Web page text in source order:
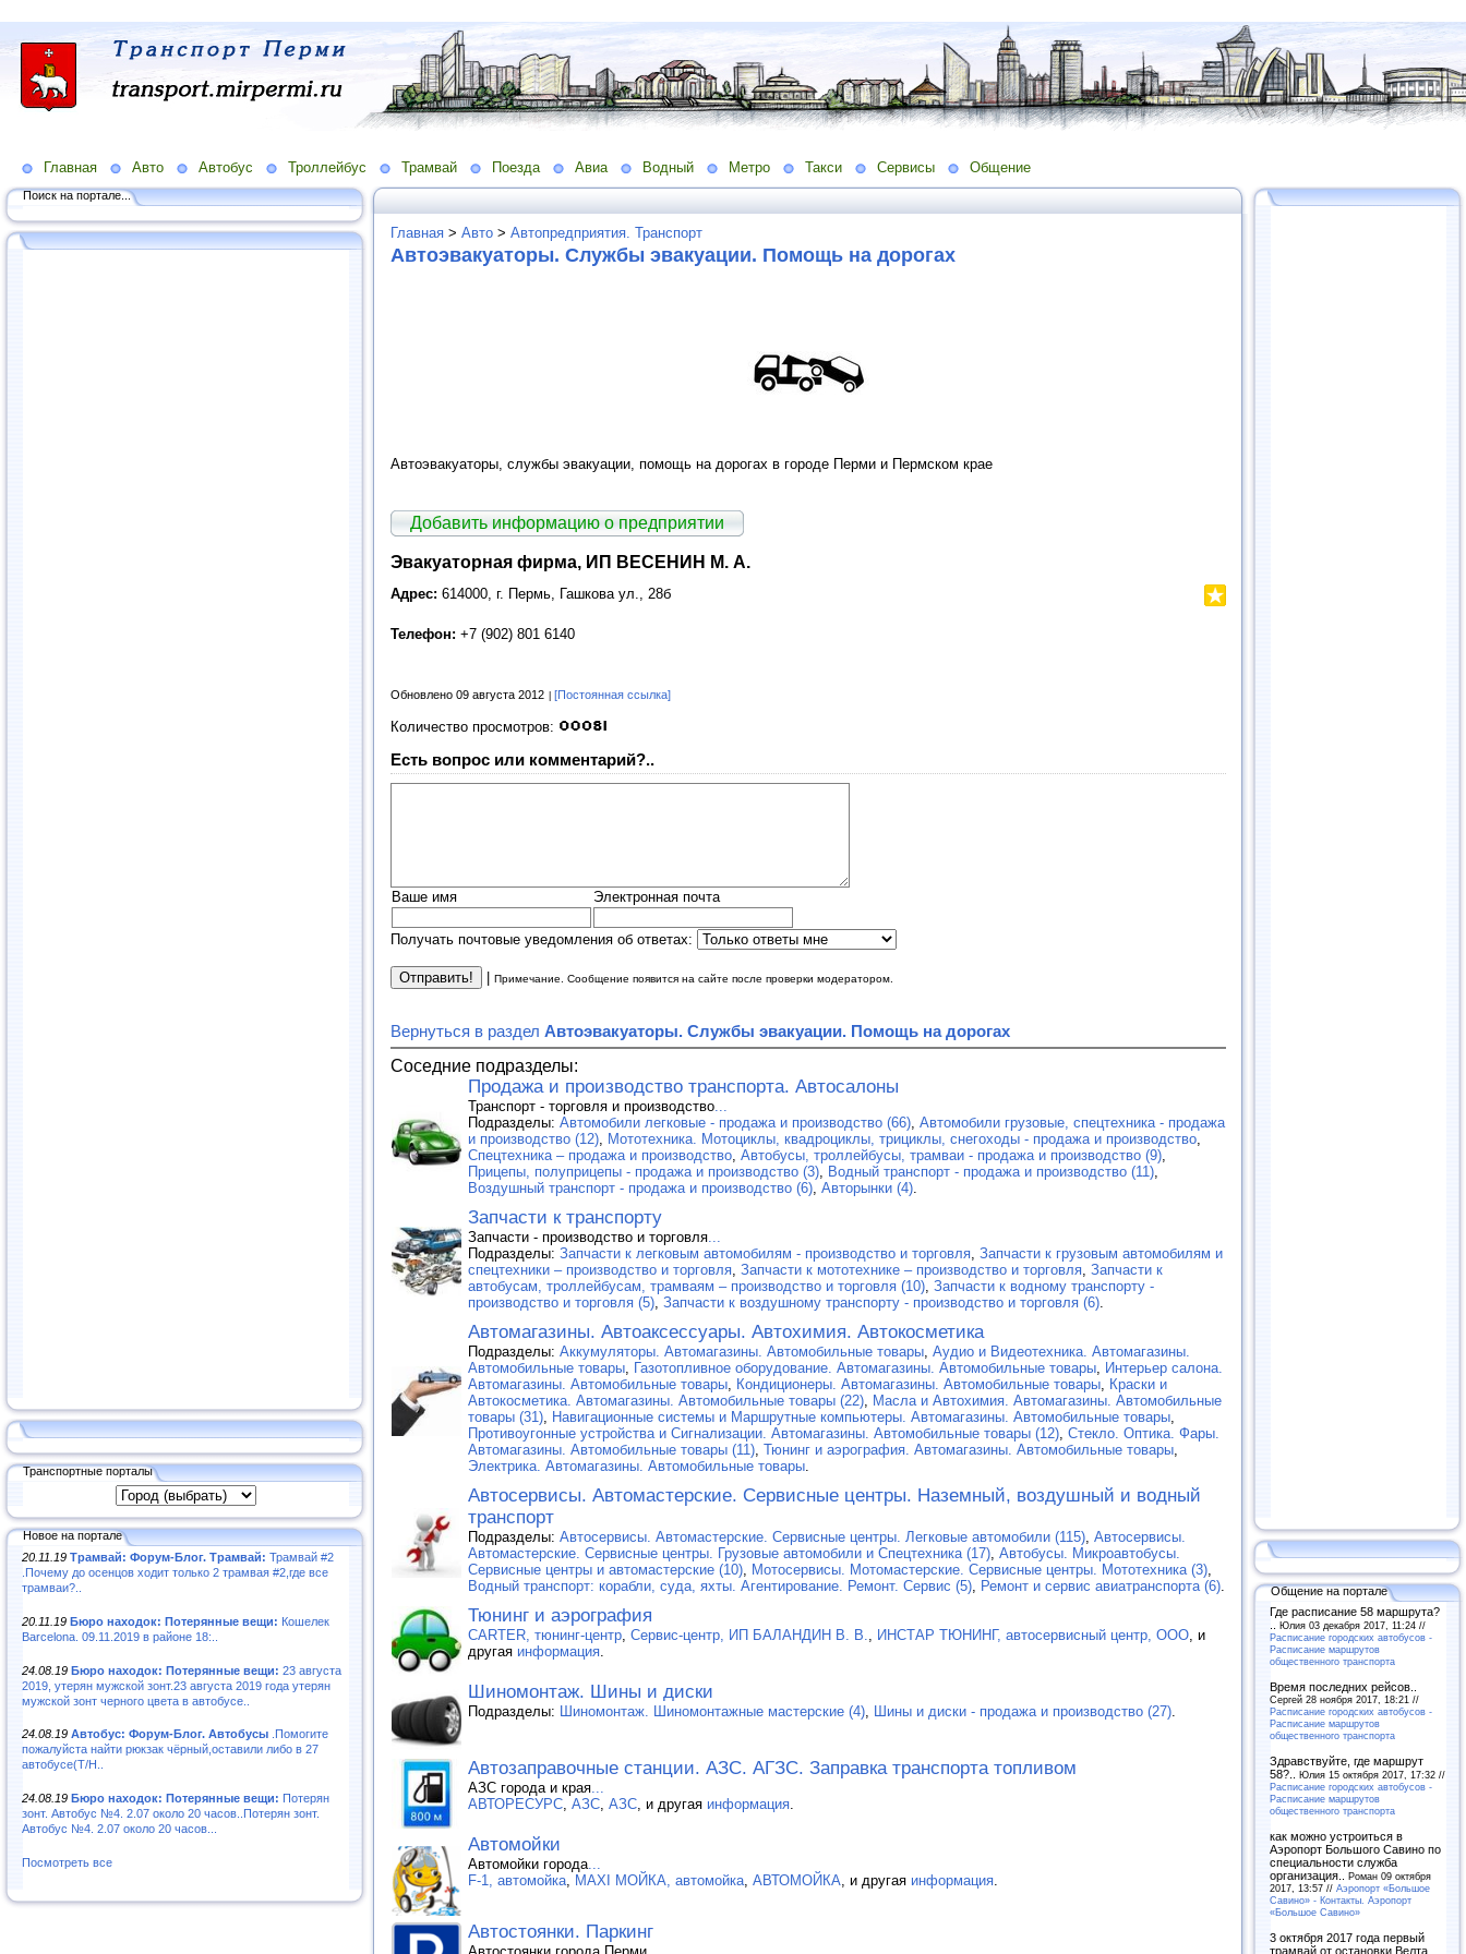
Главная Авто Автобус Троллейбус Трамвай Поезда Авиа Водный Метро Такси Сервисы Общение
Поиск на портале...
Транспортные порталы
Новое на портале
20.11.19 Трамвай: Форум-Блог. Трамвай: Трамвай #2
.Почему до осенцов ходит только 2 трамвая #2,где все
трамваи?..
20.11.19 Бюро находок: Потерянные вещи: Кошелек
Barcelona. 09.11.2019 в районе 18:..
24.08.19 Бюро находок: Потерянные вещи: 23 августа
2019, утерян мужской зонт.23 августа 2019 года утерян
мужской зонт черного цвета в автобусе..
24.08.19 Автобус: Форум-Блог. Автобусы .Помогите
пожалуйста найти рюкзак чёрный,оставили либо в 27
автобусе(Т/Н..
24.08.19 Бюро находок: Потерянные вещи: Потерян
зонт. Автобус №4. 2.07 около 20 часов..Потерян зонт.
Автобус №4. 2.07 около 20 часов...
Посмотреть все
Главная > Авто > Автопредприятия. Транспорт
Автоэвакуаторы. Службы эвакуации. Помощь на дорогах
Автоэвакуаторы, службы эвакуации, помощь на дорогах в городе Перми и Пермском крае
Добавить информацию о предприятии
Эвакуаторная фирма, ИП ВЕСЕНИН М. А.
Адрес: 614000, г. Пермь, Гашкова ул., 28б
Телефон: +7 (902) 801 6140
Обновлено 09 августа 2012 [Постоянная ссылка]
Количество просмотров:
Есть вопрос или комментарий?..
Ваше имя Электронная почта
Получать почтовые уведомления об ответах:
Примечание. Сообщение появится на сайте после проверки модератором.
Вернуться в раздел Автоэвакуаторы. Службы эвакуации. Помощь на дорогах
Соседние подразделы:
Продажа и производство транспорта. Автосалоны
Транспорт - торговля и производство
Подразделы: Автомобили легковые - продажа и производство (66) Автомобили грузовые, спецтехника - продажа
и производство (12)
Мототехника. Мотоциклы, квадроциклы, трициклы, снегоходы - продажа и производство
Спецтехника – продажа и производство Автобусы, троллейбусы, трамваи - продажа и производство (9)
Прицепы, полуприцепы - продажа и производство (3)
Водный транспорт - продажа и производство (11)
Воздушный транспорт - продажа и производство (6) Авторынки (4)
Запчасти к транспорту
Запчасти - производство и торговля
Подразделы: Запчасти к легковым автомобилям - производство и торговля Запчасти к грузовым автомобилям и
спецтехники – производство и торговля Запчасти к мототехнике – производство и торговля Запчасти к
автобусам, троллейбусам, трамваям – производство и торговля (10) Запчасти к водному транспорту -
производство и торговля (5) Запчасти к воздушному транспорту - производство и торговля (6)
Автомагазины. Автоаксессуары. Автохимия. Автокосметика
Подразделы: Аккумуляторы. Автомагазины. Автомобильные товары Аудио и Видеотехника. Автомагазины.
Автомобильные товары
Газотопливное оборудование. Автомагазины. Автомобильные товары
Интерьер салона.
Автомагазины. Автомобильные товары
Кондиционеры. Автомагазины. Автомобильные товары
Краски и
Автокосметика. Автомагазины. Автомобильные товары (22)
Масла и Автохимия. Автомагазины. Автомобильные
товары (31)
Навигационные системы и Маршрутные компьютеры. Автомагазины. Автомобильные товары
Противоугонные устройства и Сигнализации. Автомагазины. Автомобильные товары (12) Cтекло. Оптика. Фары.
Автомагазины. Автомобильные товары (11) Тюнинг и аэрография. Автомагазины. Автомобильные товары
Электрика. Автомагазины. Автомобильные товары
Автосервисы. Автомастерские. Сервисные центры. Наземный, воздушный и водный
транспорт
Подразделы: Автосервисы. Автомастерские. Сервисные центры. Легковые автомобили (115) Автосервисы.
Автомастерские. Сервисные центры. Грузовые автомобили и Спецтехника (17) Автобусы. Микроавтобусы.
Сервисные центры и автомастерские (10)
Мотосервисы. Мотомастерские. Сервисные центры. Мототехника (3)
Водный транспорт: корабли, суда, яхты. Агентирование. Ремонт. Сервис (5)
Ремонт и сервис авиатранспорта (6)
Тюнинг и аэрография
CARTER, тюнинг-центр Сервис-центр, ИП БАЛАНДИН В. В. ИНСТАР ТЮНИНГ, автосервисный центр, ООО , и
другая информация
Шиномонтаж. Шины и диски
Подразделы: Шиномонтаж. Шиномонтажные мастерские (4) Шины и диски - продажа и производство (27)
Автозаправочные станции. АЗС. АГЗС. Заправка транспорта топливом
АЗС города и края
АВТОРЕСУРС АЗС АЗС , и другая информация
Автомойки
Автомойки города
F-1, автомойка
MAXI МОЙКА, автомойка АВТОМОЙКА , и другая информация
Автостоянки. Паркинг
Общение на портале
Где расписание 58 маршрута?
Юлия 03 декабря 2017, 11:24 //
Расписание городских автобусов -
Расписание маршрутов
общественного транспорта
Время последних рейсов..
Сергей 28 ноября 2017, 18:21 //
Расписание городских автобусов -
Расписание маршрутов
общественного транспорта
Здравствуйте, где маршрут
58?.. Юлия 15 октября 2017, 17:32 //
Расписание городских автобусов -
Расписание маршрутов
общественного транспорта
как можно устроиться в
Аэропорт Большого Савино по
специальности служба
организация.. Роман 09 октября
2017, 13:57 // Аэропорт «Большое
Савино» - Контакты. Аэропорт
«Большое Савино»
3 октября 2017 года первый
трамвай от остановки Велта